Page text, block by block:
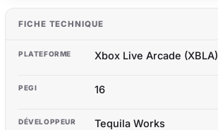
FICHE TECHNIQUE
PLATEFORME Xbox Live Arcade (XBLA)
PEGI 16
DÉVELOPPEUR Tequila Works